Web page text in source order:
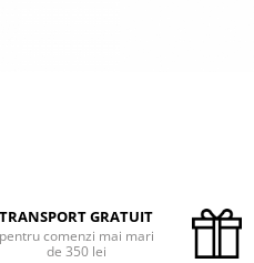
TRANSPORT GRATUIT
pentru comenzi mai mari
de 350 lei